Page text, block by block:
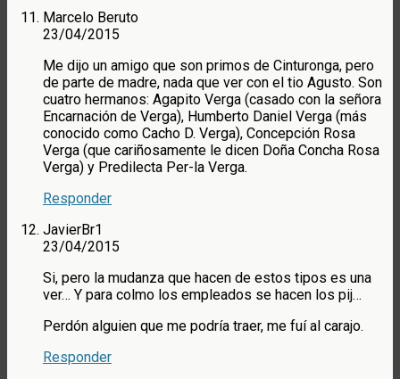
Marcelo Beruto
23/04/2015
Me dijo un amigo que son primos de Cinturonga, pero
de parte de madre, nada que ver con el tio Agusto. Son
cuatro hermanos: Agapito Verga (casado con la señora
Encarnación de Verga), Humberto Daniel Verga (más
conocido como Cacho D. Verga), Concepción Rosa
Verga (que cariñosamente le dicen Doña Concha Rosa
Verga) y Predilecta Per-la Verga.
Responder
JavierBr1
23/04/2015
Si, pero la mudanza que hacen de estos tipos es una
ver… Y para colmo los empleados se hacen los pij…
Perdón alguien que me podría traer, me fuí al carajo.
Responder